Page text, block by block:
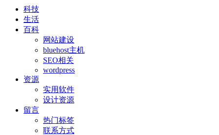
科技
生活
百科
网站建设
bluehost主机
SEO相关
wordpress
资源
实用软件
设计资源
留言
热门标签
联系方式